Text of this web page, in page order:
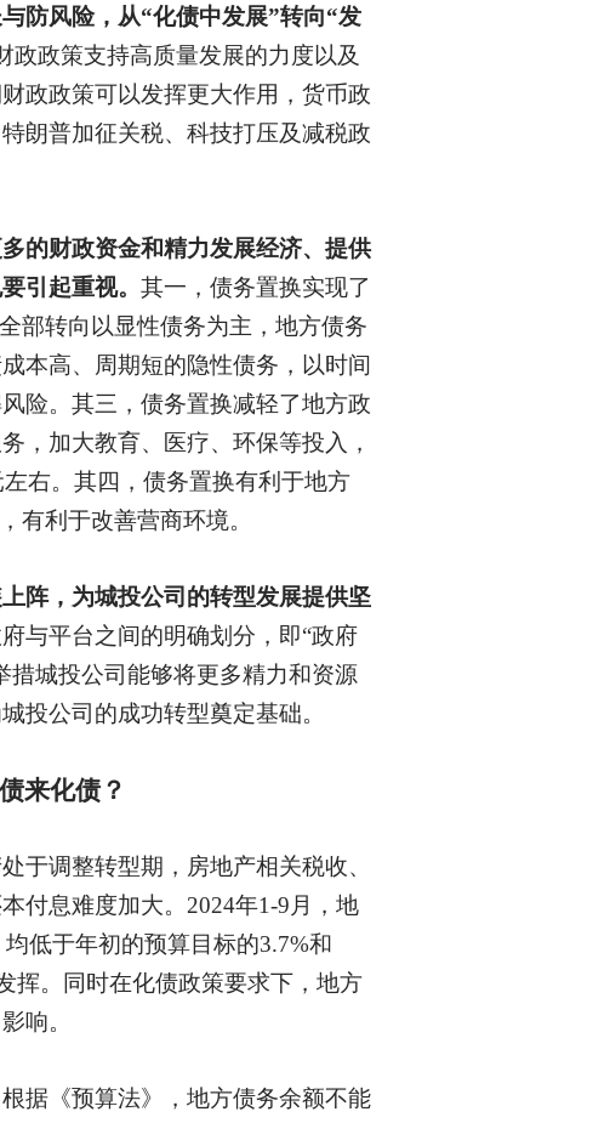
防风险，从“化债中发展”转向“发
政策支持高质量发展的力度以及
政政策可以发挥更大作用，货币政
朗普加征关税、科技打压及减税政
的财政资金和精力发展经济、提供
引起重视。 其一，债务置换实现了
部转向以显性债务为主，地方债务
本高、周期短的隐性债务，以时间
险。其三，债务置换减轻了地方政
，加大教育、医疗、环保等投入，
右。其四，债务置换有利于地方
有利于改善营商环境。
阵，为城投公司的转型发展提供坚
与平台之间的明确划分，即“政府
措城投公司能够将更多精力和资源
投公司的成功转型奠定基础。
来化债？
于调整转型期，房地产相关税收、
付息难度加大。 2024年1-9月，地
低于年初的预算目标的3.7%和
挥。同时在化债政策要求下，地方
响。
根据《预算法》，地方债务余额不能